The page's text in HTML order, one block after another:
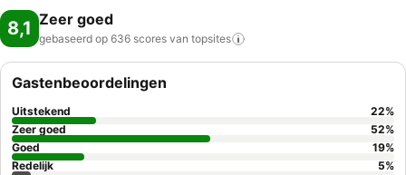
8,1 Zeer goed
gebaseerd op 636 scores van topsites
Gastenbeoordelingen
Uitstekend 22%
Zeer goed
52%
Goed
19%
Redelijk
5%